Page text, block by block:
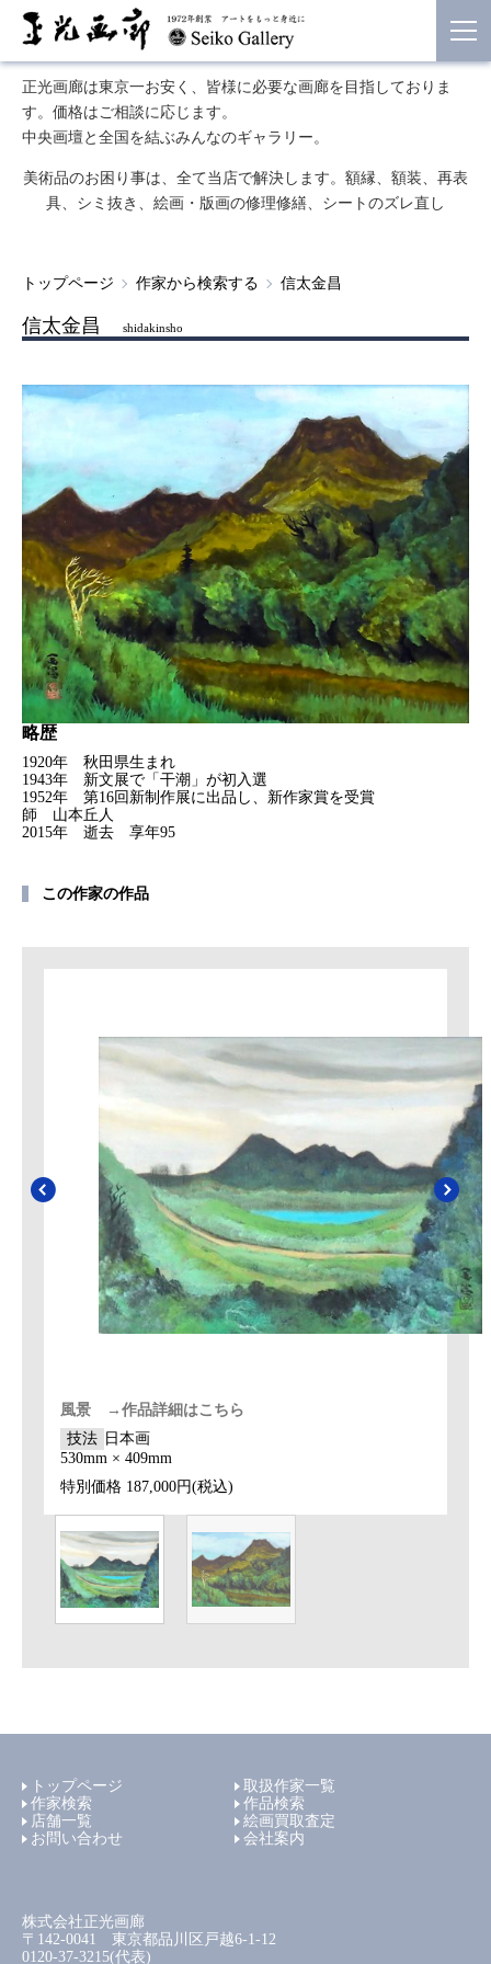
正光画廊は東京一お安く、皆様に必要な画廊を目指しておりま
す。価格はご相談に応じます。
中央画壇と全国を結ぶみんなのギャラリー。
美術品のお困り事は、全て当店で解決します。額縁、額装、再表
具、シミ抜き、絵画・版画の修理修繕、シートのズレ直し
トップページ 作家から検索する 信太金昌
信太金昌 shidakinsho
略歴
1920年 秋田県生まれ
1943年 新文展で「干潮」が初入選
1952年 第16回新制作展に出品し、新作家賞を受賞
師 山本丘人
2015年 逝去 享年95
この作家の作品
風景 →作品詳細はこちら
技法 日本画
530mm × 409mm
特別価格 187,000円(税込)
トップページ
取扱作家一覧
作家検索
作品検索
店舗一覧
絵画買取査定
お問い合わせ
会社案内
株式会社正光画廊
〒142-0041 東京都品川区戸越6-1-12
0120-37-3215(代表)